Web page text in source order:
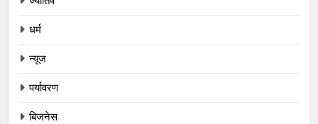
धर्म
न्यूज
पर्यावरण
बिजनेस